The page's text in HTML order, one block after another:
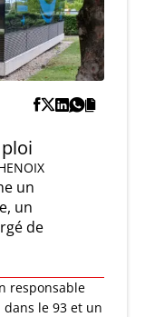
un
un
de
responsable
dans le 93 et un